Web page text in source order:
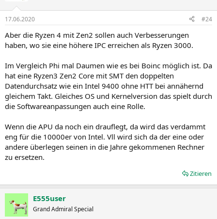
17.06.2020 #24
Aber die Ryzen 4 mit Zen2 sollen auch Verbesserungen
haben, wo sie eine höhere IPC erreichen als Ryzen 3000.
Im Vergleich Phi mal Daumen wie es bei Boinc möglich ist. Da
hat eine Ryzen3 Zen2 Core mit SMT den doppelten
Datendurchsatz wie ein Intel 9400 ohne HTT bei annähernd
gleichem Takt. Gleiches OS und Kernelversion das spielt durch
die Softwareanpassungen auch eine Rolle.
Wenn die APU da noch ein drauflegt, da wird das verdammt
eng für die 10000er von Intel. Vll wird sich da der eine oder
andere überlegen seinen in die Jahre gekommenen Rechner
zu ersetzen.
Zitieren
E555user
Grand Admiral Special